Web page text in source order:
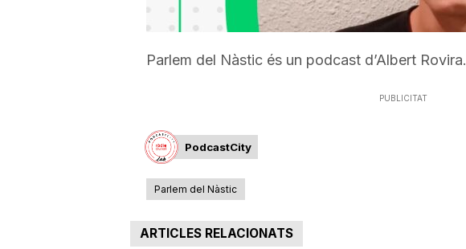
a
Parlem del Nàstic és un podcast d’Albert Rovira.
PUBLICITAT
PodcastCity
Parlem del Nàstic
ARTICLES RELACIONATS